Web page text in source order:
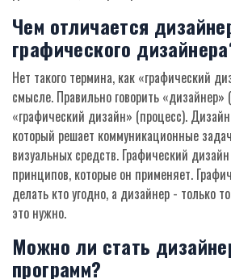
Чем отличается
графического
Нет такого термина, как «графический
смысле. Правильно говорить «дизайнер»
«графический дизайн» (процесс).
который решает коммуникационные
визуальных средств. Графический
принципов, которые он применяет.
делать кто угодно, а дизайнер - только
это нужно.
Можно ли стать
программ?